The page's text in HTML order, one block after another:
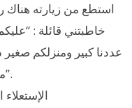
استطع من زيارته هناك
خاطبتني قائلة :
عددنا كبير ومنزلكم
مشكلة، ان البرة لنا والداخل لكم”.